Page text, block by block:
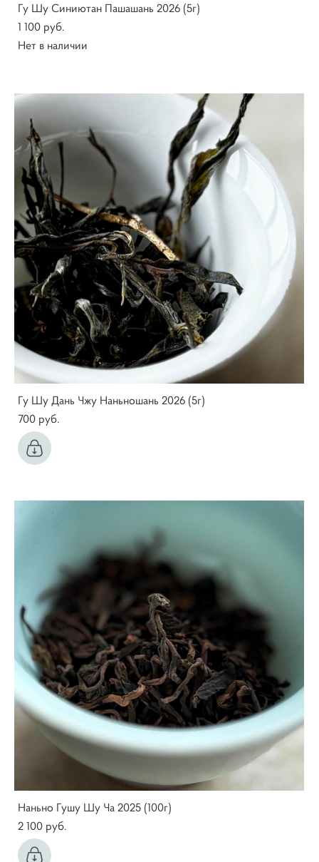
Гу Шу Синиютан Пашашань 2026 (5г)
1 100 pуб.
Нет в наличии
Гу Шу Дань Чжу Наньношань 2026 (5г)
700 pуб.
Наньно Гушу Шу Ча 2025 (100г)
2 100 pуб.